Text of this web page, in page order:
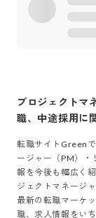
プロジェクトマ
職、中途採用に
転職サイトGreenで
ージャー（PM）・
報を今後も幅広く
ジェクトマネージ
最新の転職マーケ
職、求人情報をい